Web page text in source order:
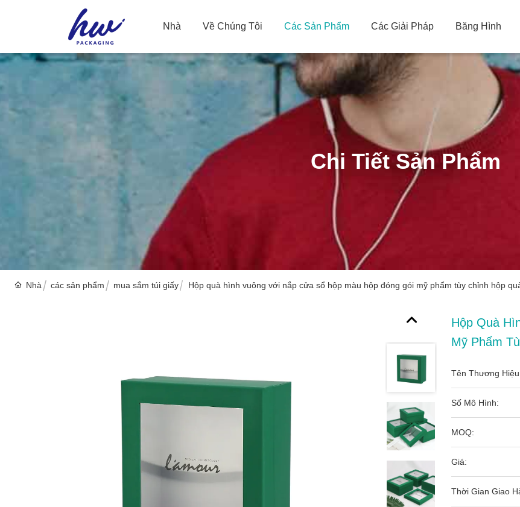
Nhà Về Chúng Tôi Các Sản Phẩm Các Giải Pháp Băng Hình
Chi Tiết Sản Phẩm
Nhà các sản phẩm mua sắm túi giấy Hộp quà hình vuông với nắp cửa sổ hộp màu hộp đóng gói mỹ phẩm tùy chỉnh hộp
Hộp Quà
Mỹ Phẩm
Tên Thương
Số Mô Hình:
MOQ:
Giá:
Thời Gian Giao